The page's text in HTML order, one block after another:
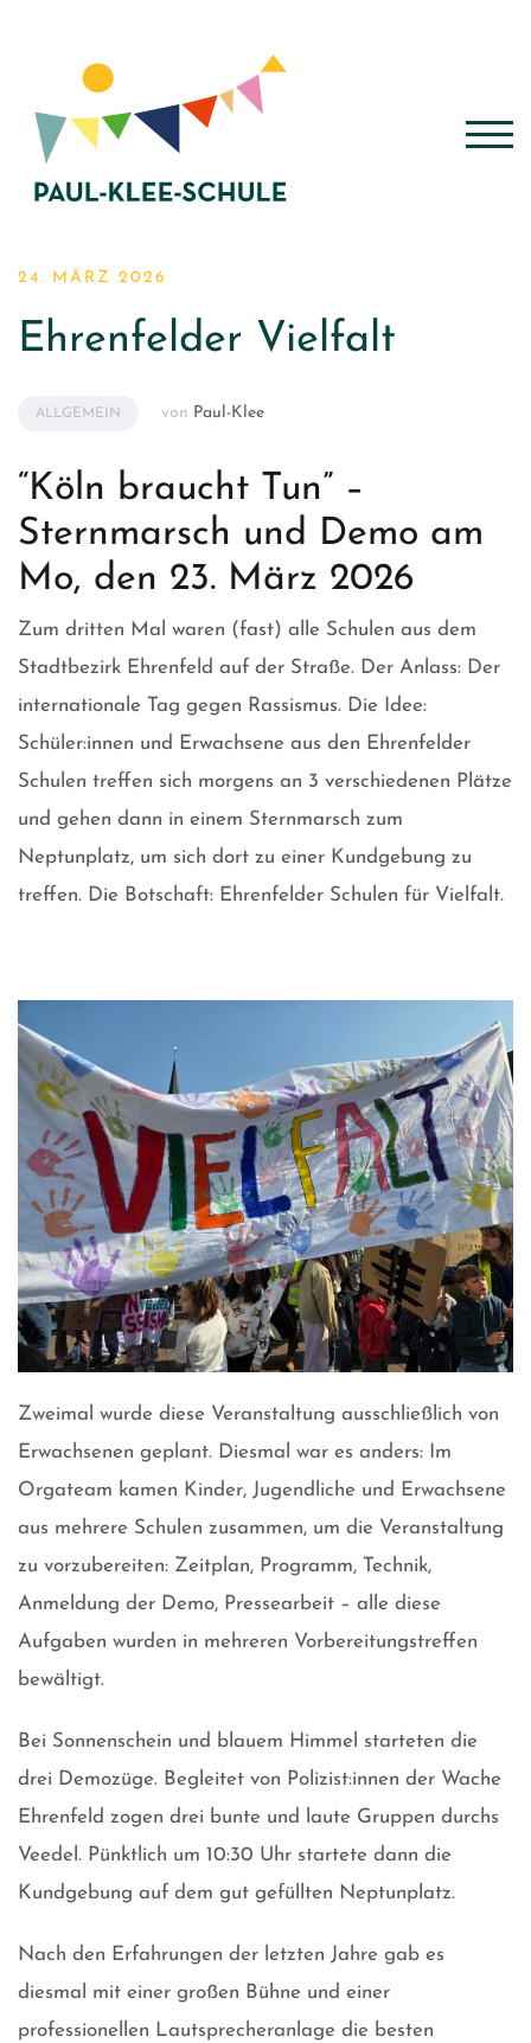
24. MÄRZ 2026
Ehrenfelder Vielfalt
ALLGEMEIN von Paul-Klee
“Köln braucht Tun” –
Sternmarsch und Demo am
Mo, den 23. März 2026
Zum dritten Mal waren (fast) alle Schulen aus dem
Stadtbezirk Ehrenfeld auf der Straße. Der Anlass: Der
internationale Tag gegen Rassismus. Die Idee:
Schüler:innen und Erwachsene aus den Ehrenfelder
Schulen treffen sich morgens an 3 verschiedenen Plätze
und gehen dann in einem Sternmarsch zum
Neptunplatz, um sich dort zu einer Kundgebung zu
treffen. Die Botschaft: Ehrenfelder Schulen für Vielfalt.
Zweimal wurde diese Veranstaltung ausschließlich von
Erwachsenen geplant. Diesmal war es anders: Im
Orgateam kamen Kinder, Jugendliche und Erwachsene
aus mehrere Schulen zusammen, um die Veranstaltung
zu vorzubereiten: Zeitplan, Programm, Technik,
Anmeldung der Demo, Pressearbeit – alle diese
Aufgaben wurden in mehreren Vorbereitungstreffen
bewältigt.
Bei Sonnenschein und blauem Himmel starteten die
drei Demozüge. Begleitet von Polizist:innen der Wache
Ehrenfeld zogen drei bunte und laute Gruppen durchs
Veedel. Pünktlich um 10:30 Uhr startete dann die
Kundgebung auf dem gut gefüllten Neptunplatz.
Nach den Erfahrungen der letzten Jahre gab es
diesmal mit einer großen Bühne und einer
professionellen Lautsprecheranlage die besten